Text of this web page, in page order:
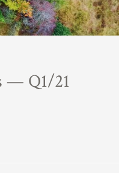
— Q1/21